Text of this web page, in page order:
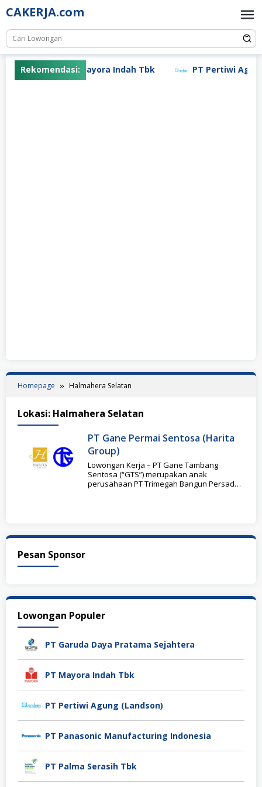
Skip
to
content
CAKERJA.com
Rekomendasi:PT Mayora Indah Tbk PT Pertiwi Agung
Homepage Halmahera Selatan
Lokasi: Halmahera Selatan
PT Gane Permai Sentosa (Harita
Group)
Lowongan Kerja – PT Gane Tambang
Sentosa (“GTS”) merupakan anak
perusahaan PT Trimegah Bangun Persada
Pesan Sponsor
Lowongan Populer
PT Garuda Daya Pratama Sejahtera
PT Mayora Indah Tbk
PT Pertiwi Agung (Landson)
PT Panasonic Manufacturing Indonesia
PT Palma Serasih Tbk